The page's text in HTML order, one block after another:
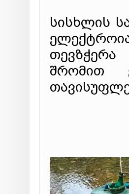
სისხლის
შრომით